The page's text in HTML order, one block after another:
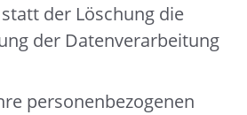
der Löschung die
der Datenverarbeitung
personenbezogenen